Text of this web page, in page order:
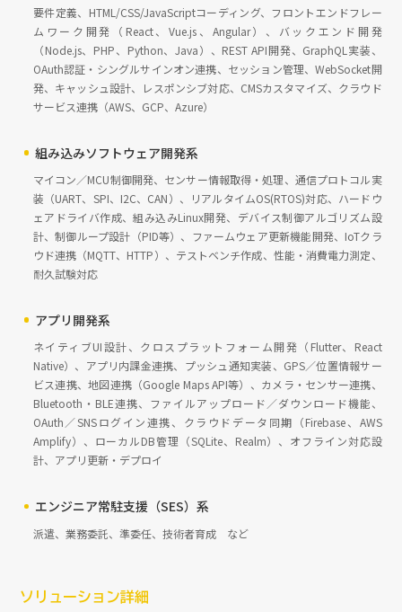
要件定義、HTML/CSS/JavaScriptコーディング、フロントエンドフレー
ムワーク開発（React、Vue.js、Angular）、バックエンド開発
（Node.js、PHP、Python、Java）、REST API開発、GraphQL実装、
OAuth認証・シングルサインオン連携、セッション管理、WebSocket開
発、キャッシュ設計、レスポンシブ対応、CMSカスタマイズ、クラウド
サービス連携（AWS、GCP、Azure）
組み込みソフトウェア開発系
マイコン／MCU制御開発、センサー情報取得・処理、通信プロトコル実
装（UART、SPI、I2C、CAN）、リアルタイムOS(RTOS)対応、ハードウ
ェアドライバ作成、組み込みLinux開発、デバイス制御アルゴリズム設
計、制御ループ設計（PID等）、ファームウェア更新機能開発、IoTクラ
ウド連携（MQTT、HTTP）、テストベンチ作成、性能・消費電力測定、
耐久試験対応
アプリ開発系
ネイティブUI設計、クロスプラットフォーム開発（Flutter、React
Native）、アプリ内課金連携、プッシュ通知実装、GPS／位置情報サー
ビス連携、地図連携（Google Maps API等）、カメラ・センサー連携、
Bluetooth・BLE連携、ファイルアップロード／ダウンロード機能、
OAuth／SNSログイン連携、クラウドデータ同期（Firebase、AWS
Amplify）、ローカルDB管理（SQLite、Realm）、オフライン対応設
計、アプリ更新・デプロイ
エンジニア常駐支援（SES）系
派遣、業務委託、準委任、技術者育成 など
ソリューション詳細